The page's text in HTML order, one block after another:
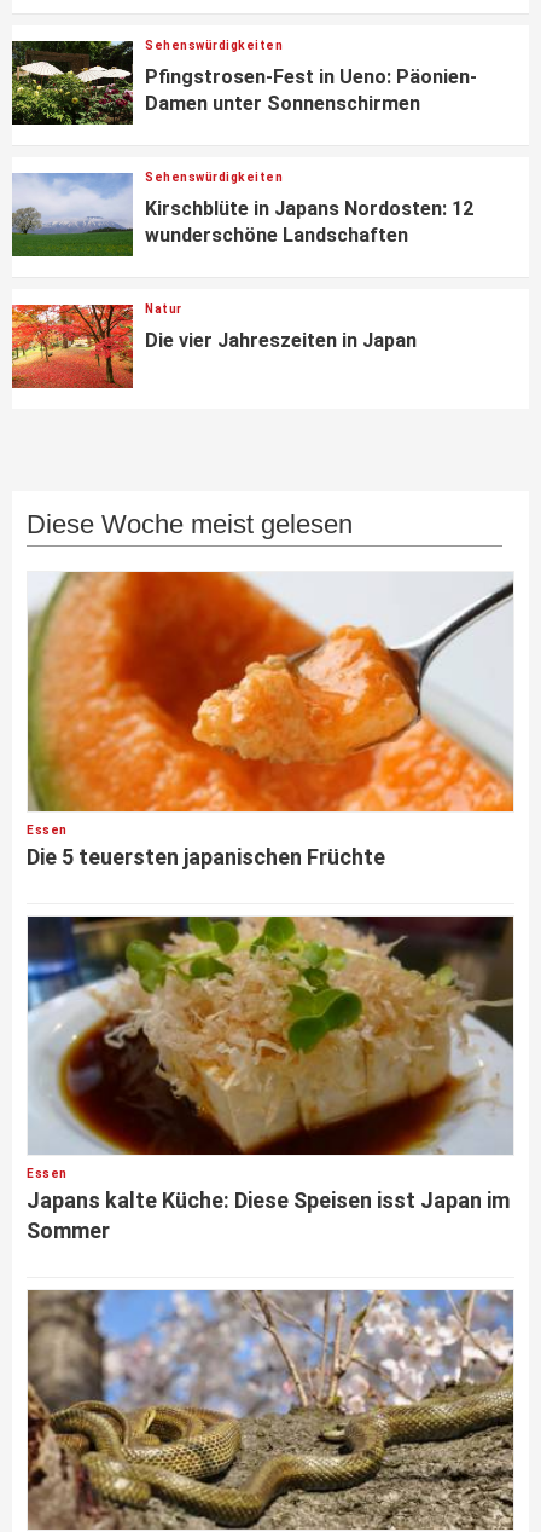
Sehenswürdigkeiten
Pfingstrosen-Fest in Ueno: Päonien-
Damen unter Sonnenschirmen
Sehenswürdigkeiten
Kirschblüte in Japans Nordosten: 12
wunderschöne Landschaften
Natur
Die vier Jahreszeiten in Japan
Diese Woche meist gelesen
Essen
Die 5 teuersten japanischen Früchte
Essen
Japans kalte Küche: Diese Speisen isst Japan im
Sommer